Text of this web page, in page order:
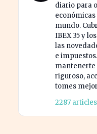
diario para
mundo.
IBEX 35 y
las
e
riguroso,
tomes
2287